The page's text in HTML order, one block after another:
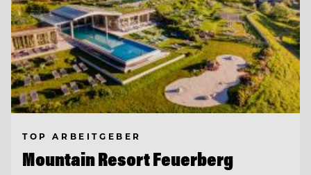
TOP ARBEITGEBER
Mountain Resort Feuerberg